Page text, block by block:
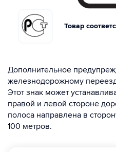
Товар
Дополнительное
железнодорожному
Этот знак может
правой и левой стороне
полоса направлена в
100 метров.